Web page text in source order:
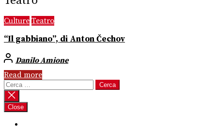
Culture Teatro
“Il gabbiano”, di Anton Čechov
Danilo Amione
Read more
Ricerca
per:
Close